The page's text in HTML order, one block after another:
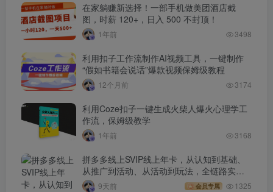
在家躺赚新选择！一部手机做美团酒店截
图，时薪 120+，日入 500 不封顶！
1年前 3498
利用扣子工作流制作AI视频工具，一键制作
“假如书籍会说话”爆款视频保姆级教程
12个月前 3174
利用Coze扣子一键生成火柴人爆火心理学工
作流，保姆级教学
1年前 3168
拼多多线上SVIP线上年卡，从认知到基础、
从推广到活动、从活动到玩法，全链路实战
(260730)
9天前 会员专属 1325